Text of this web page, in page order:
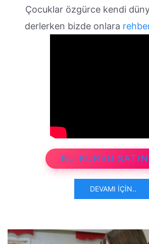
Çocuklar özgürce kendi
derlerken bizde onlara
BU KURSU
DEVAMI İÇIN..